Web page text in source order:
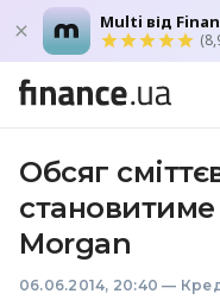
Multi від
Обсяг
Morgan
06.06.2014, 20:40 —